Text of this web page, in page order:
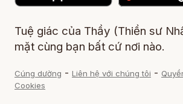
Tuệ giác của Thầy (Thiền sư
mặt cùng bạn bất cứ nơi nào.
Cúng dường - Liên hệ với chúng tôi -
Cookies